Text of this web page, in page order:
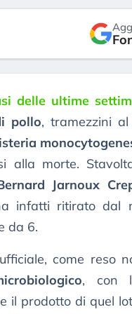
delle ultime
pollo, tramezzini al
alla morte.
Jarnoux
infatti ritirato dal
da 6.
come reso
, con
il prodotto di quel
30 luglio 2026